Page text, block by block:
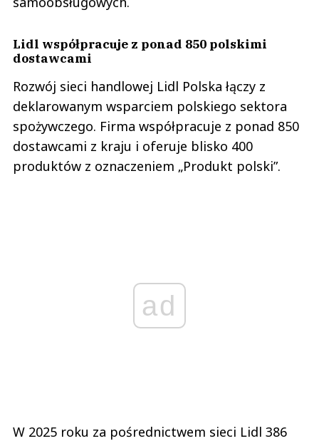
Lidl współpracuje z ponad 850 polskimi
dostawcami
Rozwój sieci handlowej Lidl Polska łączy z
deklarowanym wsparciem polskiego sektora
spożywczego. Firma współpracuje z ponad 850
dostawcami z kraju i oferuje blisko 400
produktów z oznaczeniem „Produkt polski”.
ad
W 2025 roku za pośrednictwem sieci Lidl 386